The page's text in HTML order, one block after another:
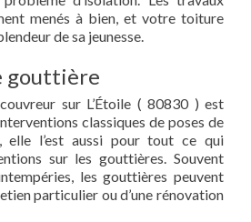
menés à bien, et votre toiture
de sa jeunesse.
gouttière
sur L’Étoile ( 80830 ) est
classiques de poses de
elle l’est aussi pour tout ce qui
sur les gouttières. Souvent
les gouttières peuvent
particulier ou d’une rénovation